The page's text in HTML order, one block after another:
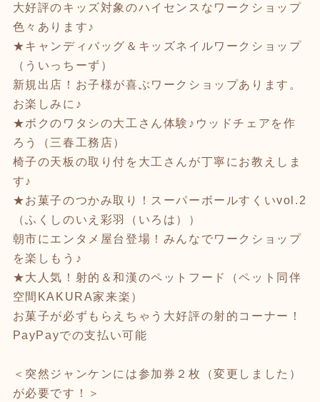
大好評のキッズ対象のハイセンスなワークショップ
色々あります♪
★キャンディバッグ＆キッズネイルワークショップ
（ういっちーず）
新規出店！お子様が喜ぶワークショップあります。
お楽しみに♪
★ボクのワタシの大工さん体験♪ウッドチェアを作
ろう（三春工務店）
椅子の天板の取り付を大工さんが丁寧にお教えしま
す♪
★お菓子のつかみ取り！スーパーボールすくいvol.2
（ふくしのいえ彩羽（いろは））
朝市にエンタメ屋台登場！みんなでワークショップ
を楽しもう♪
★大人気！射的＆和漢のペットフード（ペット同伴
空間KAKURA家来楽）
お菓子が必ずもらえちゃう大好評の射的コーナー！
PayPayでの支払い可能
＜突然ジャンケンには参加券２枚（変更しました）
が必要です！＞